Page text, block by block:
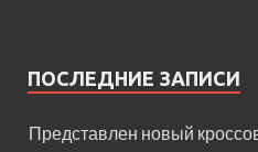
ПОСЛЕДНИЕ ЗАПИСИ
Представлен новый